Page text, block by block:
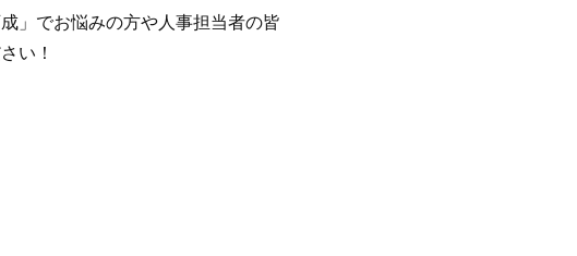
」でお悩みの方や人事担当者の皆
い！